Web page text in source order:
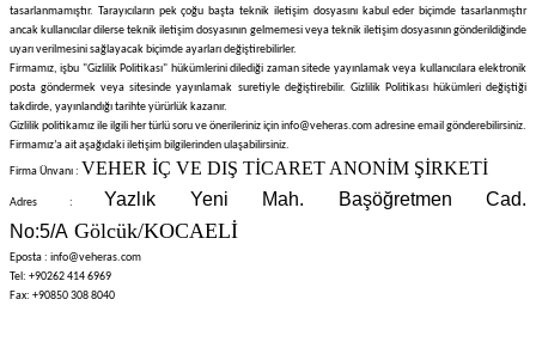
tasarlanmamıştır. Tarayıcıların pek çoğu başta teknik iletişim dosyasını kabul eder biçimde tasarlanmıştır
ancak kullanıcılar dilerse teknik iletişim dosyasının gelmemesi veya teknik iletişim dosyasının gönderildiğinde
uyarı verilmesini sağlayacak biçimde ayarları değiştirebilirler.
Firmamız, işbu "Gizlilik Politikası" hükümlerini dilediği zaman sitede yayınlamak veya kullanıcılara elektronik
posta göndermek veya sitesinde yayınlamak suretiyle değiştirebilir. Gizlilik Politikası hükümleri değiştiği
takdirde, yayınlandığı tarihte yürürlük kazanır.
Gizlilik politikamız ile ilgili her türlü soru ve önerileriniz içininfo@veheras.comadresine email gönderebilirsiniz.
Firmamız’a ait aşağıdaki iletişim bilgilerinden ulaşabilirsiniz.
Firma Ünvanı : VEHER İÇ VE DIŞ TİCARET ANONİM ŞİRKETİ
Adres : Yazlık Yeni Mah. Başöğretmen Cad.
No:5/A Gölcük/KOCAELİ
Eposta : info@veheras.com
Tel: +90262 414 6969
Fax: +90850 308 8040